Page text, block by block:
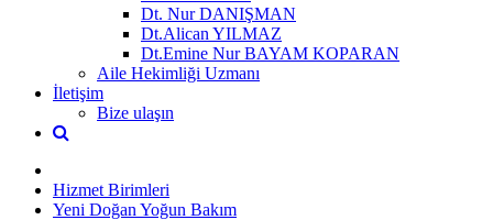
Dt. Nur DANIŞMAN
Dt.Alican YILMAZ
Dt.Emine Nur BAYAM KOPARAN
Aile Hekimliği Uzmanı
İletişim
Bize ulaşın
Hizmet Birimleri
Yeni Doğan Yoğun Bakım